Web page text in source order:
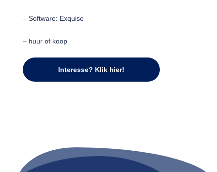
– Software: Exquise
– huur of koop
Interesse? Klik hier!